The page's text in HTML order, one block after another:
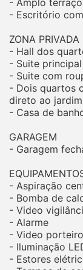
- Escritório
ZONA PRIVADA
- Hall dos
- Suite
- Suite com
- Dois quartos
direto ao jardim
- Casa de
GARAGEM
- Garagem
- Aspiração
- Bomba de
- Video
- Alarme
- Video porteiro
- Iluminação
- Estores